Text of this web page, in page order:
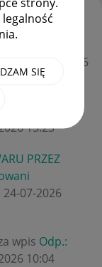
legalność
SIĘ
wpis
O.
‎24-07-2026
15:23
PRZEZ
‎24-07-2026
wpis Odp.:
10:04